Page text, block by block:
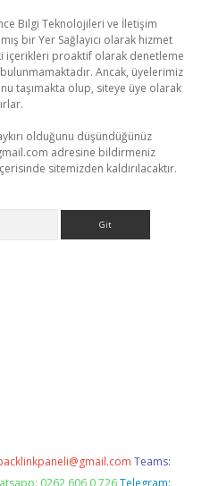
Bilgi Teknolojileri ve İletişim
bir Yer Sağlayıcı olarak hizmet
içerikleri proaktif olarak denetleme
Ancak, üyelerimiz
taşımakta olup, siteye üye olarak
olduğunu düşündüğünüz
adresine bildirmeniz
sitemizden kaldırılacaktır.
Teams:
0262 606 0 726 Telegram: